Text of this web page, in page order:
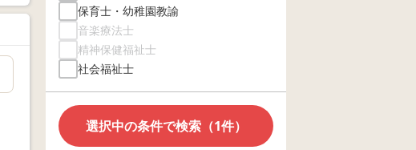
保育士・幼稚園教諭
音楽療法士
精神保健福祉士
社会福祉士
選択中の条件で検索（1件）